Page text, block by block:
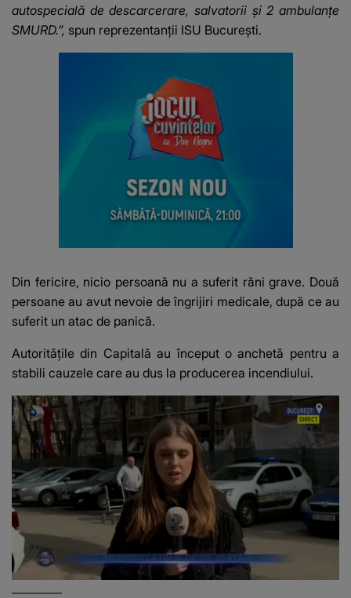
autospecială de descarcerare, salvatorii și 2 ambulanțe
SMURD.”, spun reprezentanții ISU București.
Din fericire, nicio persoană nu a suferit răni grave. Două
persoane au avut nevoie de îngrijiri medicale, după ce au
suferit un atac de panică.
Autoritățile din Capitală au început o anchetă pentru a
stabili cauzele care au dus la producerea incendiului.